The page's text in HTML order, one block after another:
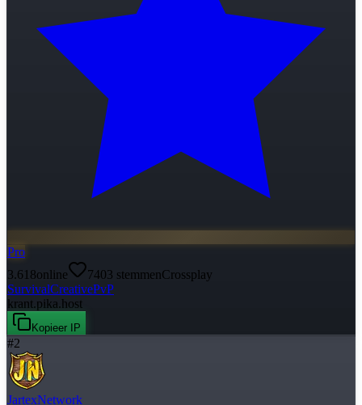
Pro
3.618online 7403 stemmenCrossplay
SurvivalCreativePvP
krant.pika.host
Kopieer IP
#2
JartexNetwork